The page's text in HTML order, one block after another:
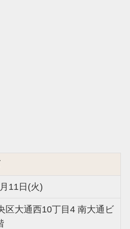
11日(火)
区大通西10丁目4 南大通ビ